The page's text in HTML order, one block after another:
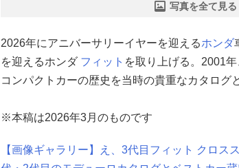
写真を全て見る
2026年にアニバーサリーイヤーを迎えるホンダ
を迎えるホンダ フィット を取り上げる。2001
コンパクトカーの歴史を当時の貴重なカタログ
※本稿は2026年3月のものです
【画像ギャラリー】え、3代目フィット クロ